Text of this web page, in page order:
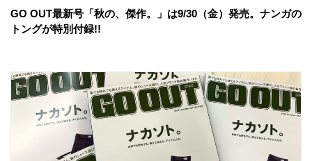
GO OUT最新号「秋の、傑作。」は9/30（金）発売。ナンガの
トングが特別付録!!